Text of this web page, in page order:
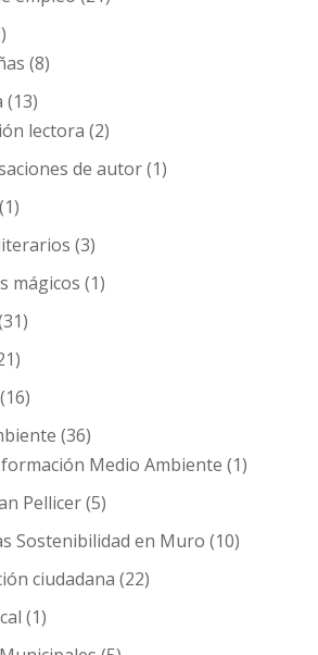
(8)
(13)
lectora (2)
de autor(1)
(1)
(3)
mágicos (1)
(16)
(36)
Medio Ambiente (1)
Pellicer(5)
Sostenibilidad en Muro (10)
ciudadana (22)
(1)